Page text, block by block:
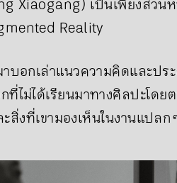
Reality
อกเล่าแนวความคิดและปร
ไม่ได้เรียนมาทางศิลปะโด
งที่เขามองเห็นในงานแปล